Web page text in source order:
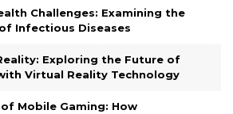
Challenges: Examining the
Infectious Diseases
Exploring the Future of
Virtual Reality Technology
of Mobile Gaming: How